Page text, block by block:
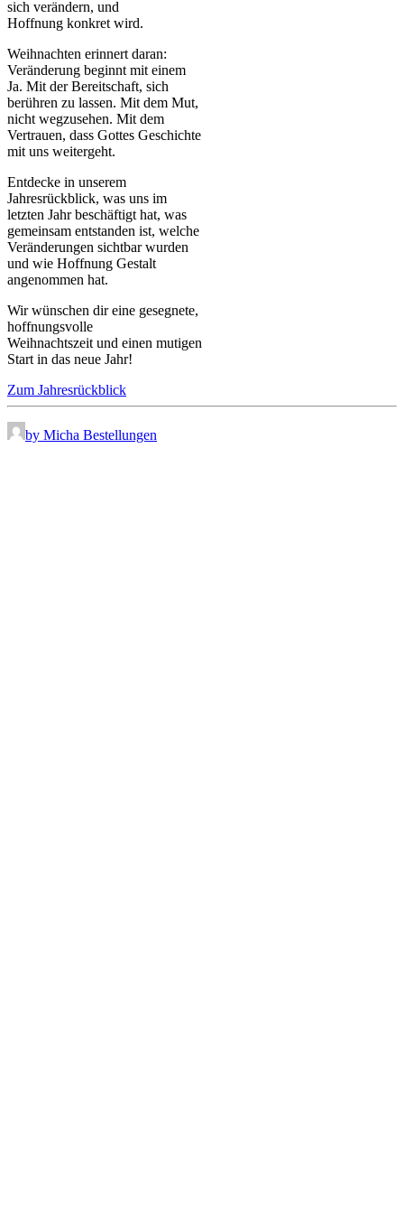
sich verändern, und
Hoffnung konkret wird.
Weihnachten erinnert daran:
Veränderung beginnt mit einem
Ja. Mit der Bereitschaft, sich
berühren zu lassen. Mit dem Mut,
nicht wegzusehen. Mit dem
Vertrauen, dass Gottes Geschichte
mit uns weitergeht.
Entdecke in unserem
Jahresrückblick, was uns im
letzten Jahr beschäftigt hat, was
gemeinsam entstanden ist, welche
Veränderungen sichtbar wurden
und wie Hoffnung Gestalt
angenommen hat.
Wir wünschen dir eine gesegnete,
hoffnungsvolle
Weihnachtszeit und einen mutigen
Start in das neue Jahr!
Zum Jahresrückblick
by Micha Bestellungen